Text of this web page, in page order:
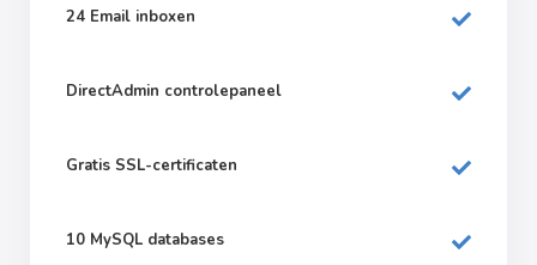
24 Email inboxen
DirectAdmin controlepaneel
Gratis SSL-certificaten
10 MySQL databases